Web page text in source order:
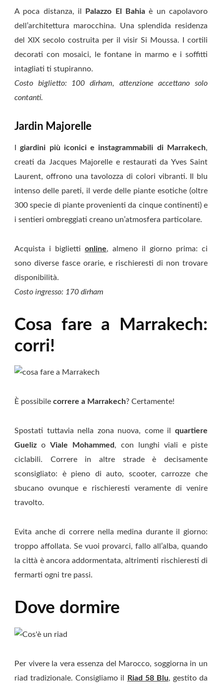
A poca distanza, il Palazzo El Bahia è un capolavoro
dell’architettura marocchina. Una splendida residenza
del XIX secolo costruita per il visir Si Moussa. I cortili
decorati con mosaici, le fontane in marmo e i soffitti
intagliati ti stupiranno.
Costo biglietto: 100 dirham, attenzione accettano solo
contanti.
Jardin Majorelle
Igiardini più iconici e instagrammabili di Marrakech,
creati da Jacques Majorelle e restaurati da Yves Saint
Laurent, offrono una tavolozza di colori vibranti. Il blu
intenso delle pareti, il verde delle piante esotiche (oltre
300 specie di piante provenienti da cinque continenti) e
i sentieri ombreggiati creano un’atmosfera particolare.
Acquista i biglietti online, almeno il giorno prima: ci
sono diverse fasce orarie, e rischieresti di non trovare
disponibilità.
Costo ingresso: 170 dirham
Cosa fare a Marrakech:
corri!
È possibile correre a Marrakech? Certamente!
Spostati tuttavia nella zona nuova, come il quartiere
Gueliz o Viale Mohammed, con lunghi viali e piste
ciclabili. Correre in altre strade è decisamente
sconsigliato: è pieno di auto, scooter, carrozze che
sbucano ovunque e rischieresti veramente di venire
travolto.
Evita anche di correre nella medina durante il giorno:
troppo affollata. Se vuoi provarci, fallo all’alba, quando
la città è ancora addormentata, altrimenti rischieresti di
fermarti ogni tre passi.
Dove dormire
Per vivere la vera essenza del Marocco, soggiorna in un
riad tradizionale. Consigliamo il Riad 58 Blu, gestito da